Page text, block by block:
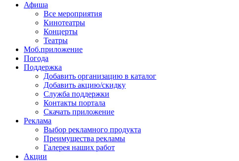
Афиша
Все мероприятия
Кинотеатры
Концерты
Театры
Моб.приложение
Погода
Поддержка
Добавить организацию в каталог
Добавить акцию/скидку
Служба поддержки
Контакты портала
Скачать приложение
Реклама
Выбор рекламного продукта
Преимущества рекламы
Галерея наших работ
Акции